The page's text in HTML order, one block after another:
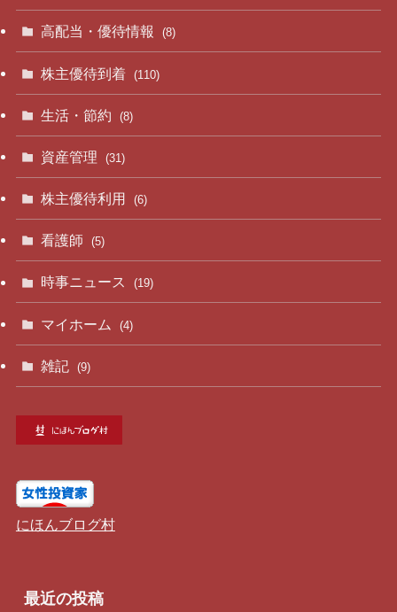
高配当・優待情報 (8)
株主優待到着 (110)
生活・節約 (8)
資産管理 (31)
株主優待利用 (6)
看護師 (5)
時事ニュース (19)
マイホーム (4)
雑記 (9)
にほんブログ村
最近の投稿